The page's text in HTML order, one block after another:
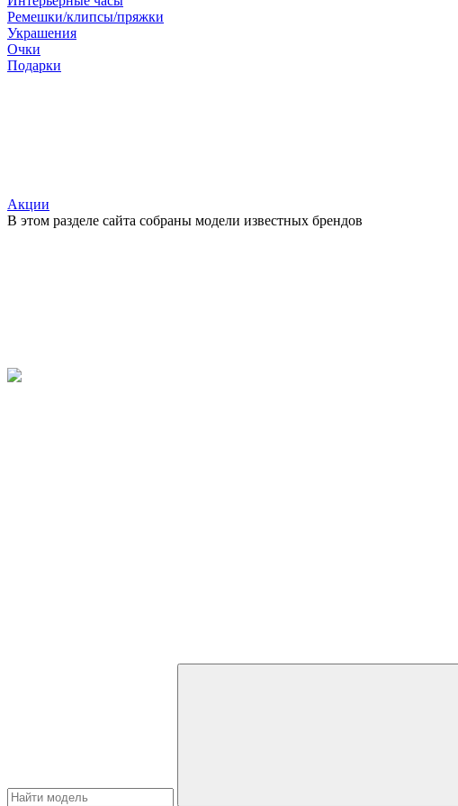
Ремешки/клипсы/пряжки
Украшения
Очки
Подарки
Акции
В этом разделе сайта собраны модели известных брендов